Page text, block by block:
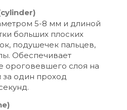
5-8 мм и длиной
больших плоских
подушечек пальцев,
Обеспечивает
ороговевшего слоя на
один проход